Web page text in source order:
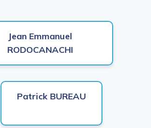
Jean Emmanuel
RODOCANACHI
Patrick BUREAU